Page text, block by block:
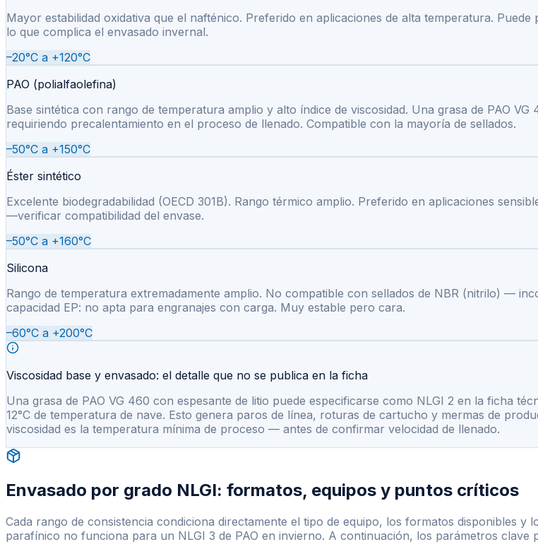
Mayor estabilidad oxidativa que el nafténico. Preferido en aplicaciones de alta temperatura.
lo que complica el envasado invernal.
–20°C a +120°C
PAO (polialfaolefina)
Base sintética con rango de temperatura amplio y alto índice de viscosidad. Una grasa de PAO
requiriendo precalentamiento en el proceso de llenado. Compatible con la mayoría de sellados.
–50°C a +150°C
Éster sintético
Excelente biodegradabilidad (OECD 301B). Rango térmico amplio. Preferido en aplicaciones
—verificar compatibilidad del envase.
–50°C a +160°C
Silicona
Rango de temperatura extremadamente amplio. No compatible con sellados de NBR (nitrilo) —
capacidad EP: no apta para engranajes con carga. Muy estable pero cara.
–60°C a +200°C
Viscosidad base y envasado: el detalle que no se publica en la ficha
Una grasa de PAO VG 460 con espesante de litio puede especificarse como NLGI 2 en la ficha
12°C de temperatura de nave. Esto genera paros de línea, roturas de cartucho y mermas de
viscosidad es la temperatura mínima de proceso — antes de confirmar velocidad de llenado.
Envasado por grado NLGI: formatos, equipos y puntos críticos
Cada rango de consistencia condiciona directamente el tipo de equipo, los formatos disponibles
parafínico no funciona para un NLGI 3 de PAO en invierno. A continuación, los parámetros clave